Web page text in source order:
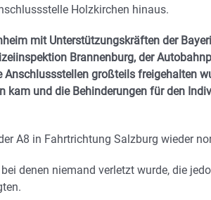
Holzkirchen hinaus.
mit Unterstützungskräften der
Brannenburg, der
großteils freigehalten
und die Behinderungen für den
A8 in Fahrtrichtung Salzburg wieder
denen niemand verletzt wurde, die